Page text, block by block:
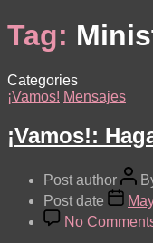
Tag:
Categories
¡Vamos! Mensajes
¡Vamos!:
Post author
Post date
No